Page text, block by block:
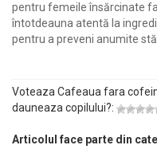
pentru femeile însărcinate
întotdeauna atentă la
pentru a preveni anumite
Voteaza Cafeaua fara
dauneaza copilului?:
Articolul face parte din